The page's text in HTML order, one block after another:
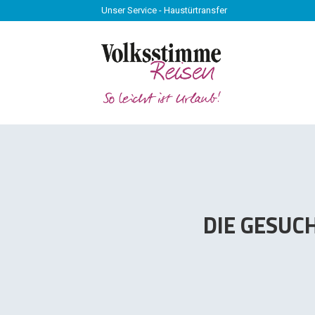
Unser Service - Haustürtransfer
Unser Service - Haustürtransfer
DIE